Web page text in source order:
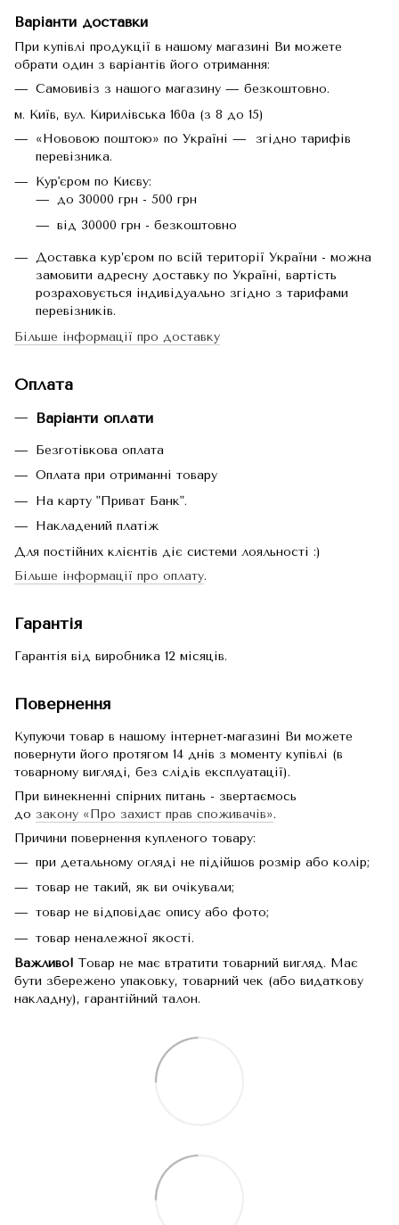
Варіанти доставки
При купівлі продукції в нашому магазині Ви можете
обрати один з варіантів його отримання:
Самовивіз з нашого магазину — безкоштовно.
м. Київ, вул. Кирилівська 160а (з 8 до 15)
«Нововою поштою» по Україні — згідно тарифів
перевізника.
Кур'єром по Києву:
до 30000 грн - 500 грн
від 30000 грн - безкоштовно
Доставка кур’єром по всій території України - можна
замовити адресну доставку по Україні, вартість
розраховується індивідуально згідно з тарифами
перевізників.
Більше інформації про доставку
Оплата
Варіанти оплати
Безготівкова оплата
Оплата при отриманні товару
На карту "Приват Банк".
Накладений платіж
Для постійних клієнтів діє системи лояльності :)
Більше інформації про оплату.
Гарантія
Гарантія від виробника 12 місяців.
Повернення
Купуючи товар в нашому інтернет-магазині Ви можете
повернути його протягом 14 днів з моменту купівлі (в
товарному вигляді, без слідів експлуатації).
При винекненні спірних питань - звертаємось
до закону «Про захист прав споживачів».
Причини повернення купленого товару:
при детальному огляді не підійшов розмір або колір;
товар не такий, як ви очікували;
товар не відповідає опису або фото;
товар неналежної якості.
Важливо! Товар не має втратити товарний вигляд. Має
бути збережено упаковку, товарний чек (або видаткову
накладну), гарантійний талон.